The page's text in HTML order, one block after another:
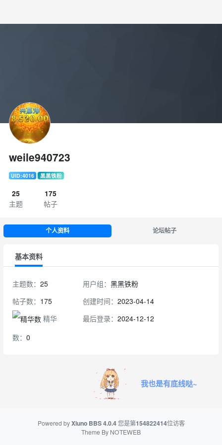
weile940723
UID:4016 黑黑铁粉
25
主题
175
帖子
个人资料 论坛帖子
基本资料
主题数： 25
帖子数： 175
精华
数： 0
用户组：黑黑铁粉
创建时间：2023-04-14
最后登录：2024-12-12
我也是有底线哒~
Powered byXiuno BBS4.0.4 您是第154822414位访客
Theme By NOTEWEB